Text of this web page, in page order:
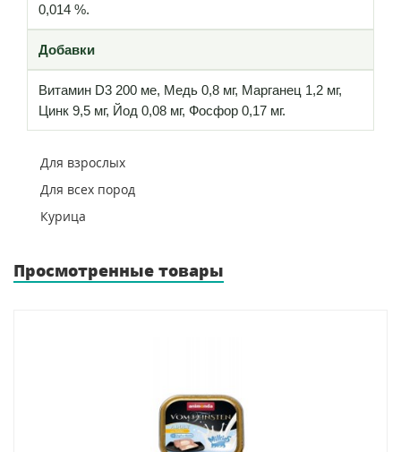
0,014 %.
Добавки
Витамин D3 200 ме, Медь 0,8 мг, Марганец 1,2 мг,
Цинк 9,5 мг, Йод 0,08 мг, Фосфор 0,17 мг.
Для взрослых
Для всех пород
Курица
Просмотренные товары